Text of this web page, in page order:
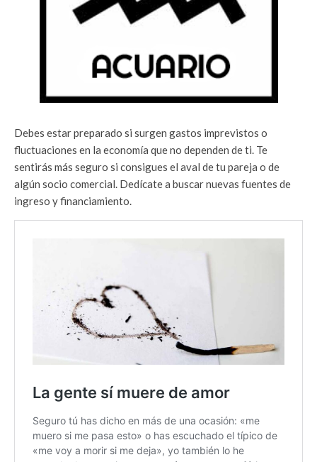
Debes estar preparado si surgen gastos imprevistos o
fluctuaciones en la economía que no dependen de ti. Te
sentirás más seguro si consigues el aval de tu pareja o de
algún socio comercial. Dedícate a buscar nuevas fuentes de
ingreso y financiamiento.